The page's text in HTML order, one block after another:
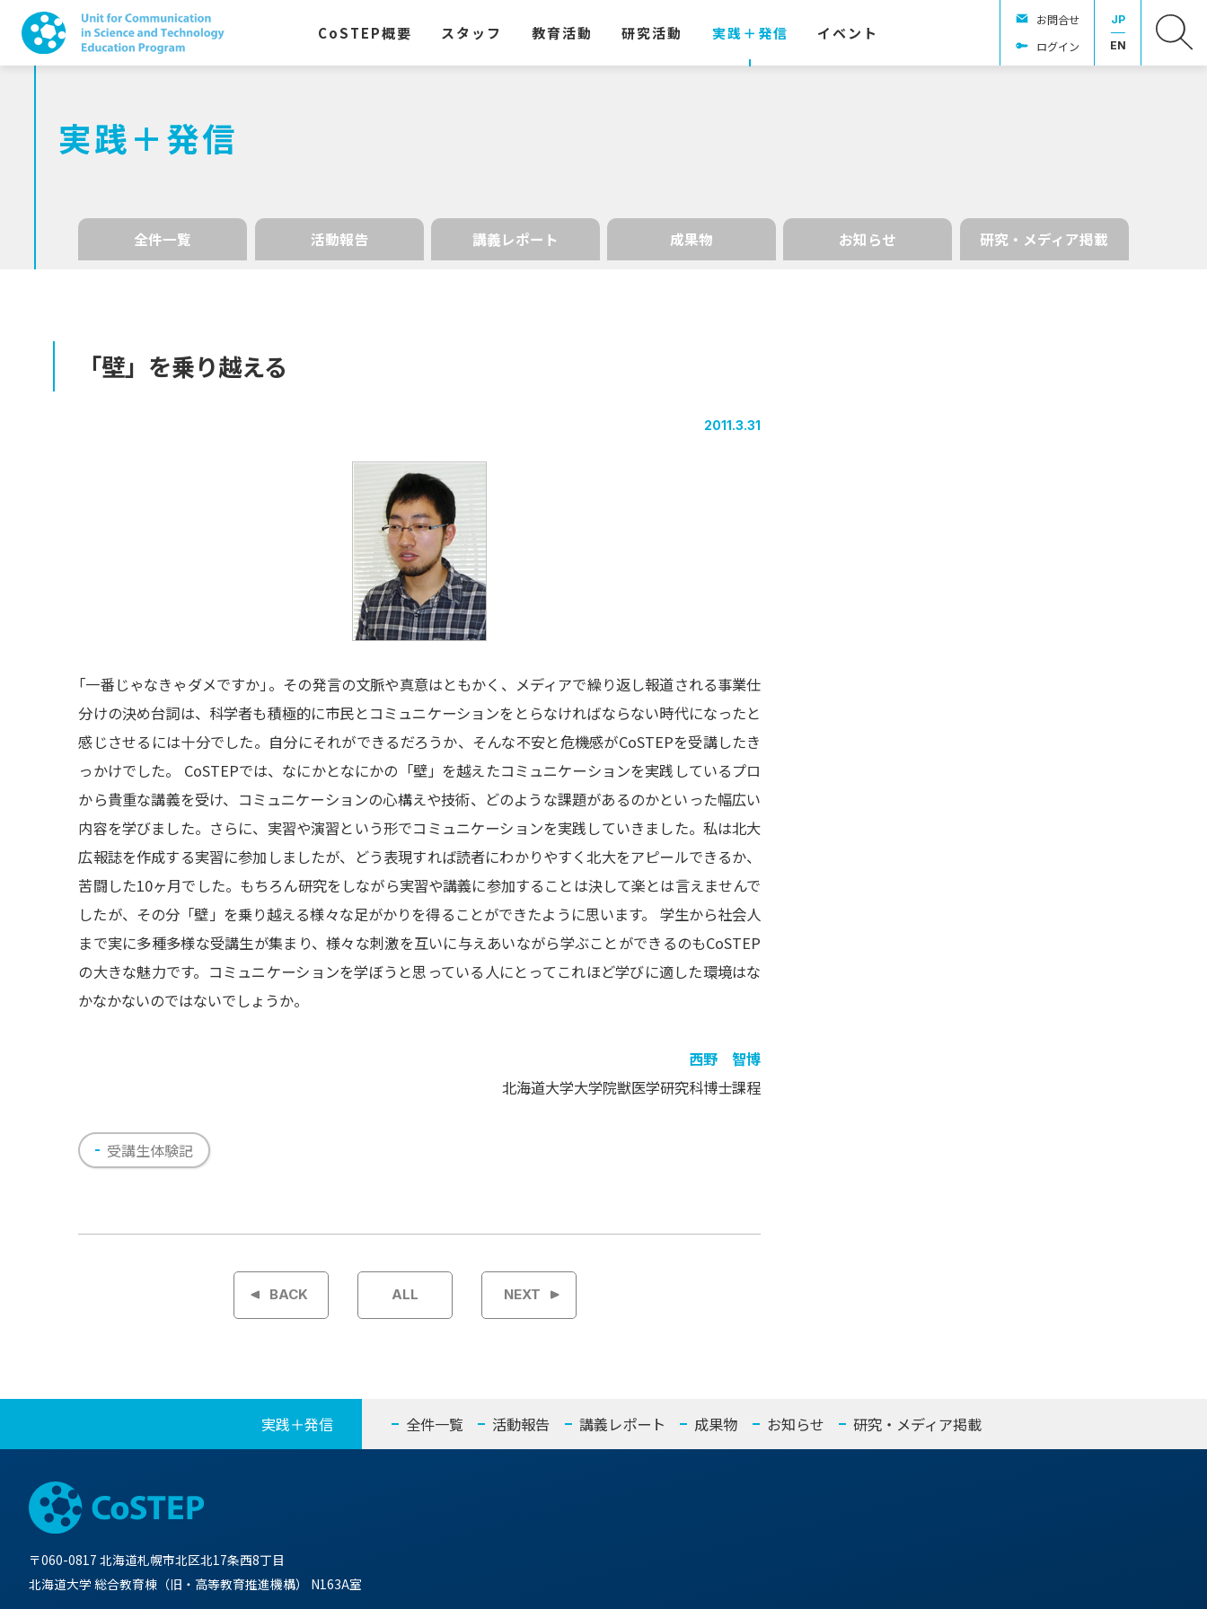
CoSTEP概要 スタッフ 教育活動 研究活動 実践＋発信 イベント
お問合せ
ログイン
JP
EN
実践＋発信
全件一覧 活動報告 講義レポート 成果物 お知らせ 研究・メディア掲載
「壁」を乗り越える
2011.3.31
「一番じゃなきゃダメですか」 。その発言の文脈や真意はともかく、メディアで繰り返し報道される事業仕
分けの決め台詞は、科学者も積極的に市民とコミュニケーションをとらなければならない時代になったと
感じさせるには十分でした。自分にそれができるだろうか、そんな不安と危機感がCoSTEPを受講したき
っかけでした。 CoSTEPでは、なにかとなにかの「壁」を越えたコミュニケーションを実践しているプロ
から貴重な講義を受け、コミュニケーションの心構えや技術、どのような課題があるのかといった幅広い
内容を学びました。さらに、実習や演習という形でコミュニケーションを実践していきました。私は北大
広報誌を作成する実習に参加しましたが、どう表現すれば読者にわかりやすく北大をアピールできるか、
苦闘した10ヶ月でした。もちろん研究をしながら実習や講義に参加することは決して楽とは言えませんで
したが、その分「壁」を乗り越える様々な足がかりを得ることができたように思います。 学生から社会人
まで実に多種多様な受講生が集まり、様々な刺激を互いに与えあいながら学ぶことができるのもCoSTEP
の大きな魅力です。コミュニケーションを学ぼうと思っている人にとってこれほど学びに適した環境はな
かなかないのではないでしょうか。
西野 智博
北海道大学大学院獣医学研究科博士課程
受講生体験記
投
ゲ
ー
シ
ョ
ン
BACK ALL NEXT
実践＋発信 全件一覧 活動報告 講義レポート 成果物 お知らせ 研究・メディア掲載
〒060-0817 北海道札幌市北区北17条西8丁目
北海道大学 総合教育棟（旧・高等教育推進機構） N163A室